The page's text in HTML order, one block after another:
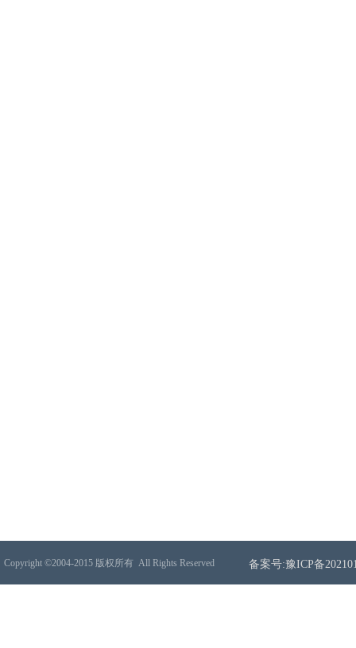
Copyright ©2004-2015 版权所有 All Rights Reserved 备案号:豫ICP备